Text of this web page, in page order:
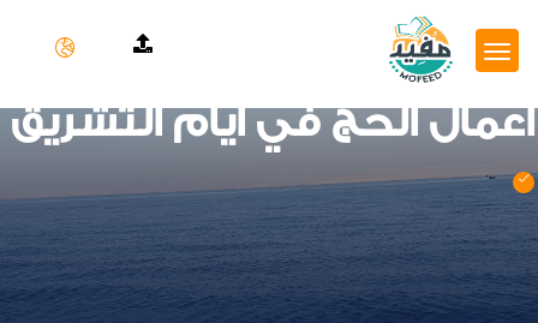
أعمال الحج في أيام التشريق